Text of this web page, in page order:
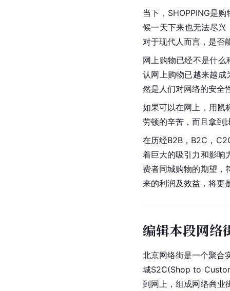
当下，SHOPPING是
候一天下来也无法尽兴
对于现代人而言，是否
网上购物已经不是什
认网上购物已越来越成
然是人们对网络的安全
如果可以在网上，用鼠
劳顿的辛苦，而且拿到
在历经B2B，B2C，
着巨大的吸引力和影响
费者同城购物的期望，
来的利润及效益，将更
编辑本段网络
北京网络街是一个聚合
城S2C(Shop to
到网上，组成网络商业